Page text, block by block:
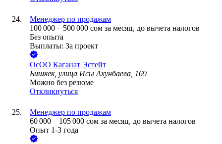
Менеджер по продажам
100 000 – 500 000 сом за месяц, до вычета налогов
Без опыта
Выплаты: За проект
ОсОО Каганат Эстейт
Бишкек, улица Исы Ахунбаева, 169
Можно без резюме
Откликнуться
Менеджер по продажам
60 000 – 105 000 сом за месяц, до вычета налогов
Опыт 1-3 года